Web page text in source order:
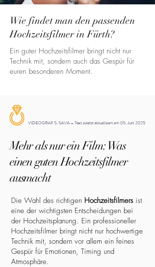
Wie findet man den passenden
Hochzeitsfilmer in Fürth?
Ein guter Hochzeitsfilmer bringt nicht nur
Technik mit, sondern auch das Gespür für
euren besonderen Moment.
VIDEOGRAF S. SAVA – Text zuletzt aktualisiert am 05. Juni 2025
Mehr als nur ein Film: Was
einen guten Hochzeitsfilmer
ausmacht
Die Wahl des richtigen Hochzeitsfilmers ist
eine der wichtigsten Entscheidungen bei
der Hochzeitsplanung. Ein professioneller
Hochzeitsfilmer bringt nicht nur hochwertige
Technik mit, sondern vor allem ein feines
Gespür für Emotionen, Timing und
Atmosphäre.